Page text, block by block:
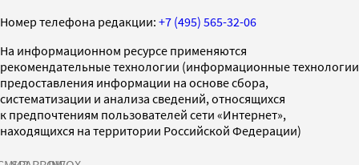
Номер телефона редакции: +7 (495) 565-32-06
На информационном ресурсе применяются
рекомендательные технологии (информационные технологии
предоставления информации на основе сбора,
систематизации и анализа сведений, относящихся
к предпочтениям пользователей сети «Интернет»,
находящихся на территории Российской Федерации)